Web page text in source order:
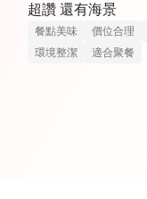
超讚 還有海景
餐點美味 價位合理
環境整潔
適合聚餐